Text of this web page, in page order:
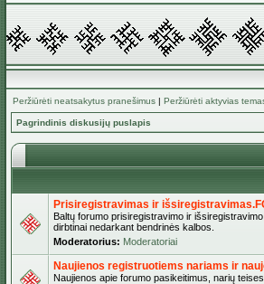
Peržiūrėti neatsakytus pranešimus | Peržiūrėti aktyvias
Pagrindinis diskusijų puslapis
Prisiregistravimas ir
Baltų forumo prisiregistravimo ir
dirbtinai nedarkant bendrinės kalbos.
Moderatorius: Moderatoriai
Naujienos registruotiems nariams ir
Naujienos apie forumo pasikeitimus, narių